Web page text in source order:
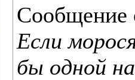
Сообщение
Если
бы одной